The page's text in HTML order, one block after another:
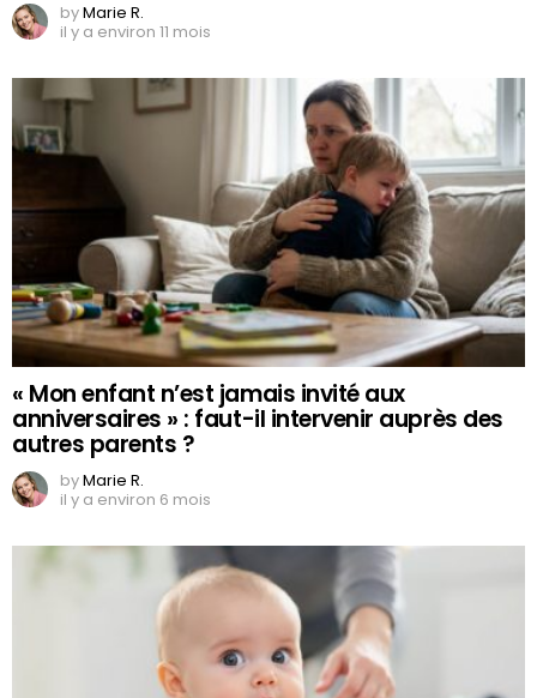
byMarie R.
il y a environ 11 mois
« Mon enfant n’est jamais invité aux
anniversaires » : faut-il intervenir auprès des
autres parents ?
byMarie R.
il y a environ 6 mois